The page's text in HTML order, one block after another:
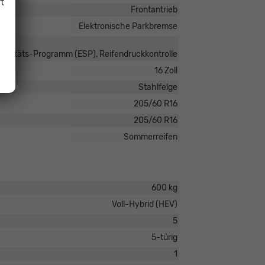
Frontantrieb
Elektronische Parkbremse
Programm (ESP), Reifendruckkontrolle
16 Zoll
Stahlfelge
205/60 R16
205/60 R16
Sommerreifen
600 kg
Voll-Hybrid (HEV)
5
5-türig
1